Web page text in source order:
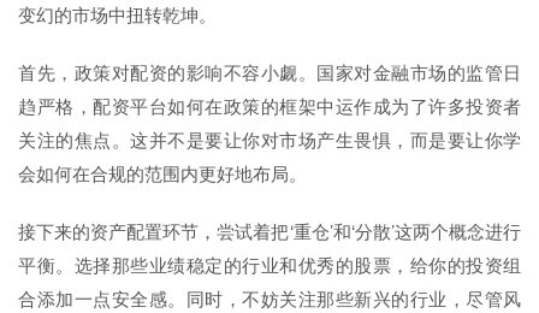
变幻的市场中扭转乾坤。
首先，政策对配资的影响不容小觑。国家对金融市场的监管日
趋严格，配资平台如何在政策的框架中运作成为了许多投资者
关注的焦点。这并不是要让你对市场产生畏惧，而是要让你学
会如何在合规的范围内更好地布局。
接下来的资产配置环节，尝试着把‘重仓’和‘分散’这两个概念进行
平衡。选择那些业绩稳定的行业和优秀的股票，给你的投资组
合添加一点安全感。同时，不妨关注那些新兴的行业，尽管风